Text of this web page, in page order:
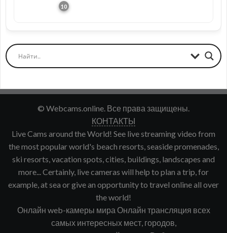
© Webcams.online. Все права защищены.
КОНТАКТЫ
Live Cams around the World! See live streaming video from
the most popular world's beach resorts, seaside promenades,
ski resorts, vacation spots, cities, buildings, landscapes and
more... Certainly, live cameras will help to plan a trip, for
example, at sea or give an opportunity to travel online all over
the world!
Онлайн web-камеры мира Онлайн трансляция всех
самых интересных мест, городов,